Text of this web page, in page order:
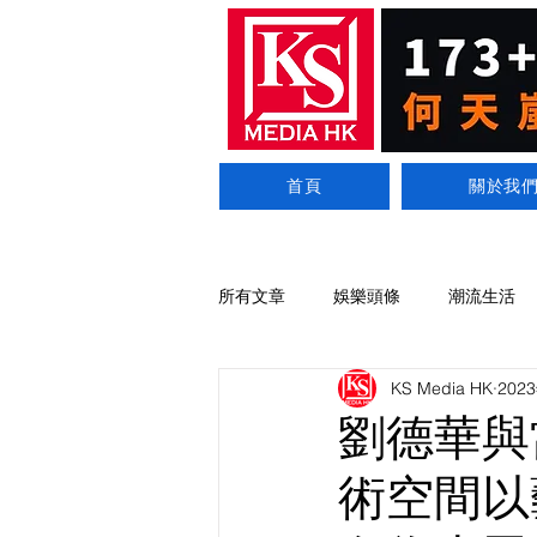
首頁 關於我
所有文章 娛樂頭條 潮流生活
劉德華
術空間
KS Media HK